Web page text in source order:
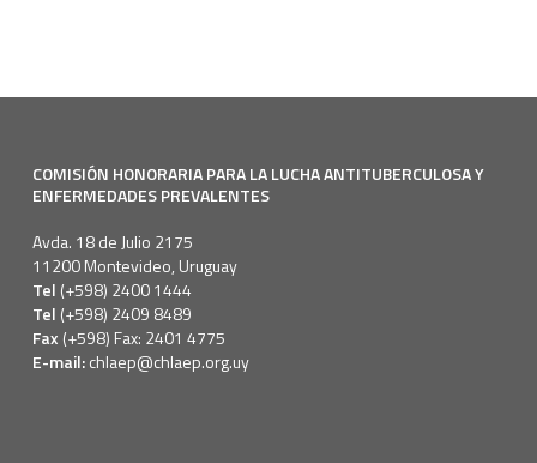
COMISIÓN HONORARIA PARA LA LUCHA ANTITUBERCULOSA Y
ENFERMEDADES PREVALENTES
Avda. 18 de Julio 2175
11200 Montevideo, Uruguay
Tel (+598) 2400 1444
Tel (+598) 2409 8489
Fax (+598) Fax: 2401 4775
E-mail:chlaep@chlaep.org.uy